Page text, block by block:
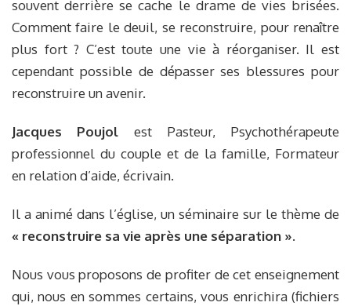
souvent derrière se cache le drame de vies brisées.
Comment faire le deuil, se reconstruire, pour renaître
plus fort ? C’est toute une vie à réorganiser. Il est
cependant possible de dépasser ses blessures pour
reconstruire un avenir.
Jacques Poujol est Pasteur, Psychothérapeute
professionnel du couple et de la famille, Formateur
en relation d’aide, écrivain.
Il a animé dans l’église, un séminaire sur le thème de
« reconstruire sa vie après une séparation ».
Nous vous proposons de profiter de cet enseignement
qui, nous en sommes certains, vous enrichira (fichiers